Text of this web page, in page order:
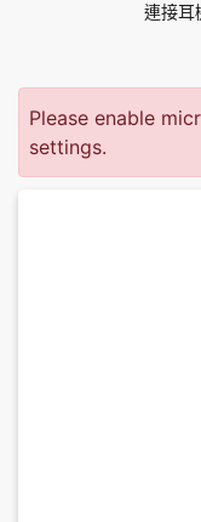
連接耳
Please enable
settings.